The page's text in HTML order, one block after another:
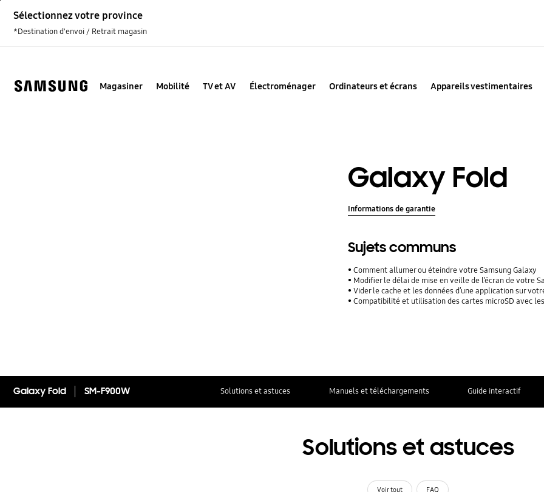
content
Sélectionnez votre province
*Destination d'envoi / Retrait magasin
Magasiner Mobilité TV et AV Électroménager Ordinateurs et écrans Appareils vestimentaires
Galaxy Fold
Informations de garantie
Sujets communs
Comment allumer ou éteindre votre Samsung Galaxy
Modifier le délai de mise en veille de l’écran de votre
Vider le cache et les données d’une application sur
Compatibilité et utilisation des cartes microSD avec
Galaxy Fold SM-F900W Solutions et astuces Manuels et téléchargements Guide interactif
Solutions et astuces
Voir tout FAQ